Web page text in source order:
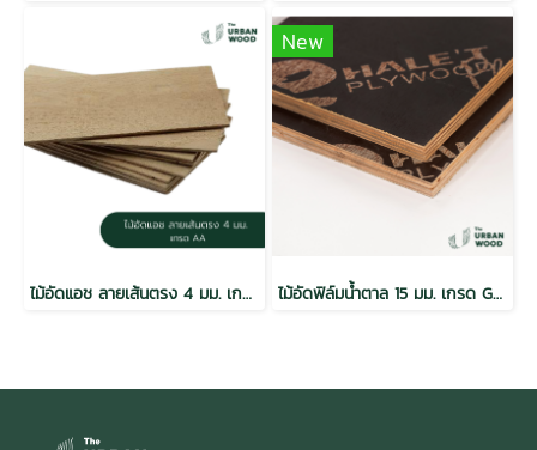
ไม้อัดแอช ลายเส้นตรง 4 มม. เกรด AA / E2
New
ไม้อัดฟิล์มน้ำตาล 15 มม. เกรด Gold / กันน้ำ Melamine